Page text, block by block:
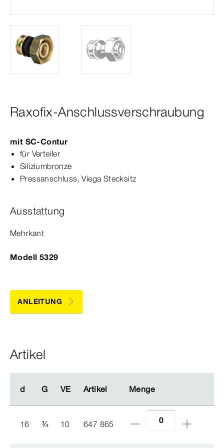
Raxofix-Anschlussverschraubung
mit SC‑Contur
für Verteiler
Siliziumbronze
Press­anschluss, Viega Stecksitz
Ausstattung
Mehrkant
Modell 5329
ANLEITUNG
Artikel
d G VE Artikel Menge
d G VE Artikel Menge
16 ¾ 10 647 865